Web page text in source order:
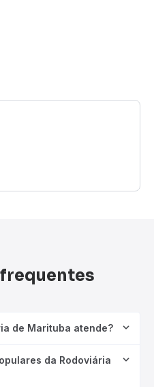
de Marituba atende?
da Rodoviária